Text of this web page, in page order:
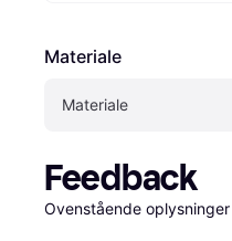
Materiale
Materiale
Feedback
Ovenstående